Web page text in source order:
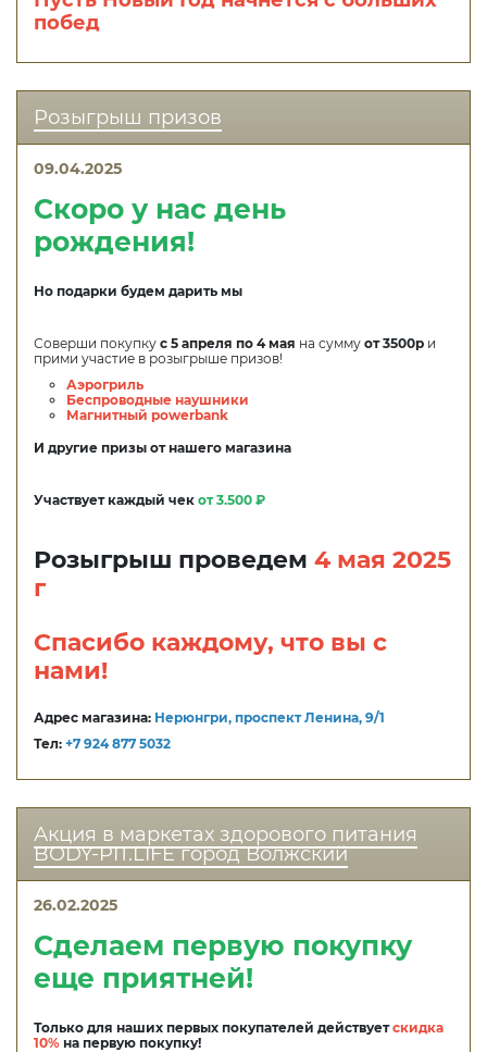
побед
Розыгрыш призов
09.04.2025
Скоро у нас день
рождения!
Но подарки будем дарить мы
Соверши покупку с 5 апреля по 4 мая на сумму от 3500р и
прими участие в розыгрыше призов!
Аэрогриль
Беспроводные наушники
Магнитный powerbank
И другие призы от нашего магазина
Участвует каждый чек от 3.500 ₽
Розыгрыш проведем 4 мая 2025
г
Спасибо каждому, что вы с
нами!
Адрес магазина: Нерюнгри, проспект Ленина, 9/1
Тел: +7 924 877 5032
Акция в маркетах здорового питания
BODY-PIT.LIFE город Волжский
26.02.2025
Сделаем первую покупку
еще приятней!
Только для наших первых покупателей действуетскидка
10% на первую покупку!